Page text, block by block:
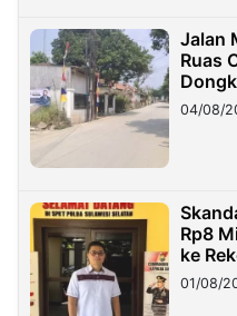
Jalan
Ruas
04/08/
Rp8
ke
Timur
01/08/